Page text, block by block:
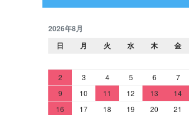
2026年8月
日
月 火 水 木 金
2
3 4 5 6 7
9
10 11 12 13 14
16
17 18 19 20 21